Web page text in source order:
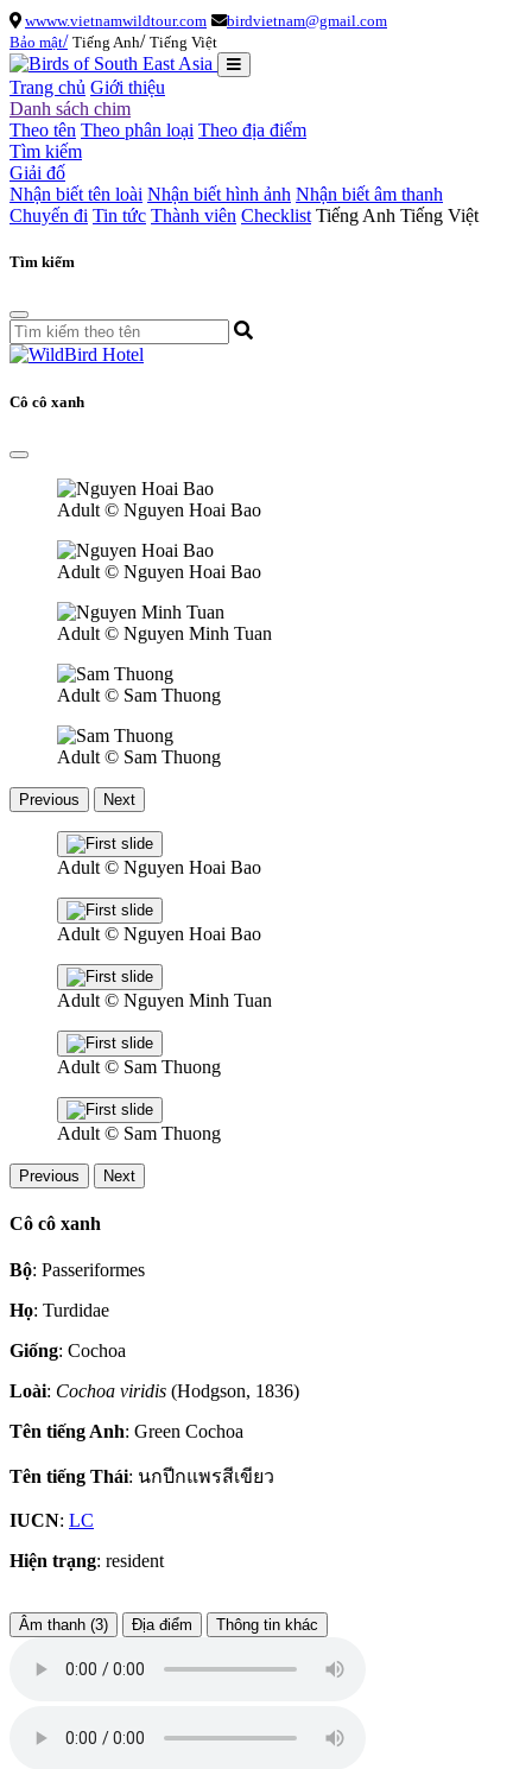
wwww.vietnamwildtour.com
birdvietnam@gmail.com
Bảo mật/ Tiếng Anh/ Tiếng Việt
Trang chủ Giới thiệu
Danh sách chim
Theo tên Theo phân loại Theo địa điểm
Tìm kiếm
Giải đố
Nhận biết tên loài Nhận biết hình ảnh Nhận biết âm thanh
Chuyến đi Tin tức Thành viên Checklist Tiếng Anh Tiếng Việt
Tìm kiếm
Cô cô xanh
Adult © Nguyen Hoai Bao
Adult © Nguyen Hoai Bao
Adult © Nguyen Minh Tuan
Adult © Sam Thuong
Adult © Sam Thuong
Previous Next
Adult © Nguyen Hoai Bao
Adult © Nguyen Hoai Bao
Adult © Nguyen Minh Tuan
Adult © Sam Thuong
Adult © Sam Thuong
Previous Next
Cô cô xanh
Bộ: Passeriformes
Họ: Turdidae
Giống: Cochoa
Loài: Cochoa viridis (Hodgson, 1836)
Tên tiếng Anh: Green Cochoa
Tên tiếng Thái: นกปีกแพรสีเขียว
IUCN: LC
Hiện trạng: resident
Âm thanh (3) Địa điểm Thông tin khác